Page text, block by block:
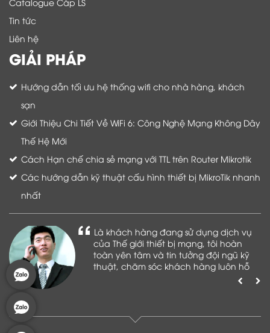
Catalogue Cáp LS
Tin tức
Liên hệ
GIẢI PHÁP
Hướng dẫn tối ưu hệ thống wifi cho nhà hàng, khách
sạn
Giới Thiệu Chi Tiết Về WiFi 6: Công Nghệ Mạng Không Dây
Thế Hệ Mới
Cách Hạn chế chia sẻ mạng với TTL trên Router Mikrotik
Các hướng dẫn kỹ thuật cấu hình thiết bị MikroTik nhanh
nhất
Là khách hàng đang sử dụng dịch vụ
của Thế giới thiết bị mạng, tôi hoàn
toàn yên tâm và tin tưởng đội ngũ kỹ
thuật, chăm sóc khách hàng luôn hỗ